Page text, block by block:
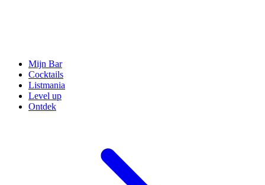
Mijn Bar
Cocktails
Listmania
Level up
Ontdek